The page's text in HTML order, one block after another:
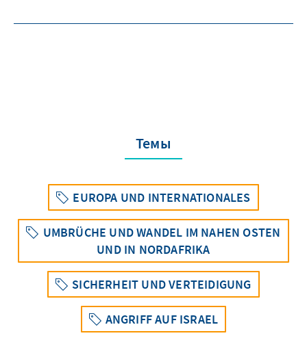
Темы
EUROPA UND INTERNATIONALES
UMBRÜCHE UND WANDEL IM NAHEN OSTEN
UND IN NORDAFRIKA
SICHERHEIT UND VERTEIDIGUNG
ANGRIFF AUF ISRAEL